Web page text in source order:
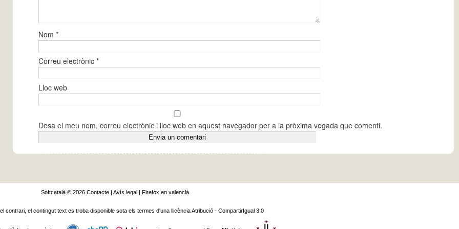
Nom*
Correu electrònic*
Lloc web
Desa el meu nom, correu electrònic i lloc web en aquest navegador per a la pròxima vegada que comenti.
Softcatalà © 2026 Contacte| Avís legal| Firefox en valencià
contrari, el contingut text es troba disponible sota els termes d'una llicènciaAtribució - CompartirIgual 3.0